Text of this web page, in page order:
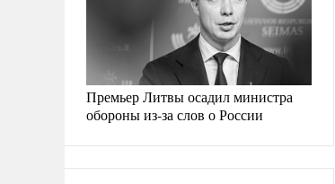
Премьер Литвы осадил министра
обороны из-за слов о России